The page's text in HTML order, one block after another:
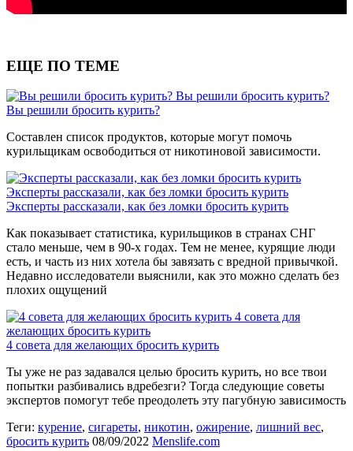
ЕЩЕ ПО ТЕМЕ
Вы решили бросить курить?
Вы решили бросить курить?
Составлен список продуктов, которые могут помочь
курильщикам освободиться от никотиновой зависимости.
Эксперты рассказали, как без ломки бросить курить
Эксперты рассказали, как без ломки бросить курить
Как показывает статистика, курильщиков в странах СНГ
стало меньше, чем в 90-х годах. Тем не менее, курящие люди
есть, и часть из них хотела бы завязать с вредной привычкой.
Недавно исследователи выяснили, как это можно сделать без
плохих ощущений
4 совета для
желающих бросить курить
4 совета для желающих бросить курить
Ты уже не раз задавался целью бросить курить, но все твои
попытки разбивались вдребезги? Тогда следующие советы
экспертов помогут тебе преодолеть эту пагубную зависимость
Теги: курение, сигареты, никотин, ожирение, лишний вес,
бросить курить 08/09/2022 Menslife.com